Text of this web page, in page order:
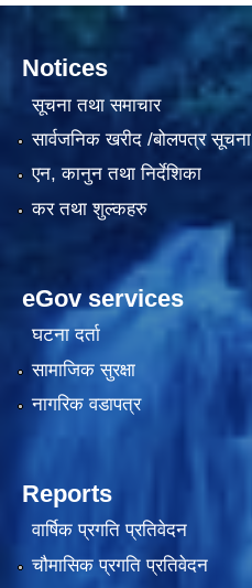
Notices
सूचना तथा समाचार
सार्वजनिक खरीद /बोलपत्र सूचना
एन, कानुन तथा निर्देशिका
कर तथा शुल्कहरु
eGov services
घटना दर्ता
सामाजिक सुरक्षा
नागरिक वडापत्र
Reports
वार्षिक प्रगति प्रतिवेदन
चौमासिक प्रगति प्रतिवेदन